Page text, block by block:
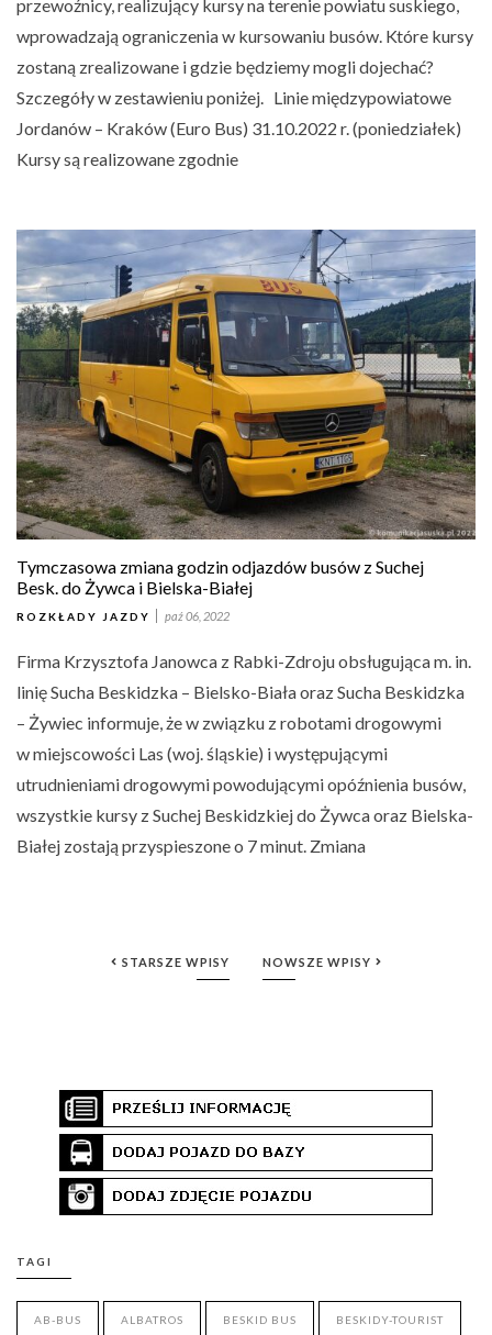
przewoźnicy, realizujący kursy na terenie powiatu suskiego,
wprowadzają ograniczenia w kursowaniu busów. Które kursy
zostaną zrealizowane i gdzie będziemy mogli dojechać?
Szczegóły w zestawieniu poniżej. Linie międzypowiatowe
Jordanów – Kraków (Euro Bus) 31.10.2022 r. (poniedziałek)
Kursy są realizowane zgodnie
Tymczasowa zmiana godzin odjazdów busów z Suchej
Besk. do Żywca i Bielska-Białej
ROZKŁADY JAZDY paź 06, 2022
Firma Krzysztofa Janowca z Rabki-Zdroju obsługująca m. in.
linię Sucha Beskidzka – Bielsko-Biała oraz Sucha Beskidzka
– Żywiec informuje, że w związku z robotami drogowymi
w miejscowości Las (woj. śląskie) i występującymi
utrudnieniami drogowymi powodującymi opóźnienia busów,
wszystkie kursy z Suchej Beskidzkiej do Żywca oraz Bielska-
Białej zostają przyspieszone o 7 minut. Zmiana
STARSZE WPISY NOWSZE WPISY
TAGI
AB-BUS ALBATROS BESKID BUS BESKIDY-TOURIST